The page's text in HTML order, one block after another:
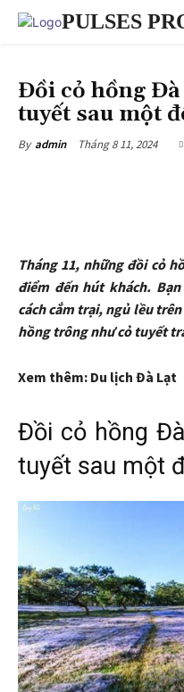
PULSES
Đồi cỏ hồng
tuyết sau một
By admin Tháng 8 11, 2024
Tháng 11, những đồi cỏ
điểm đến hút khách.
cách cắm trại, ngủ lều
hồng trông như cỏ tuyết
Xem thêm: Du lịch Đà Lạt
Đồi cỏ hồng
tuyết sau một